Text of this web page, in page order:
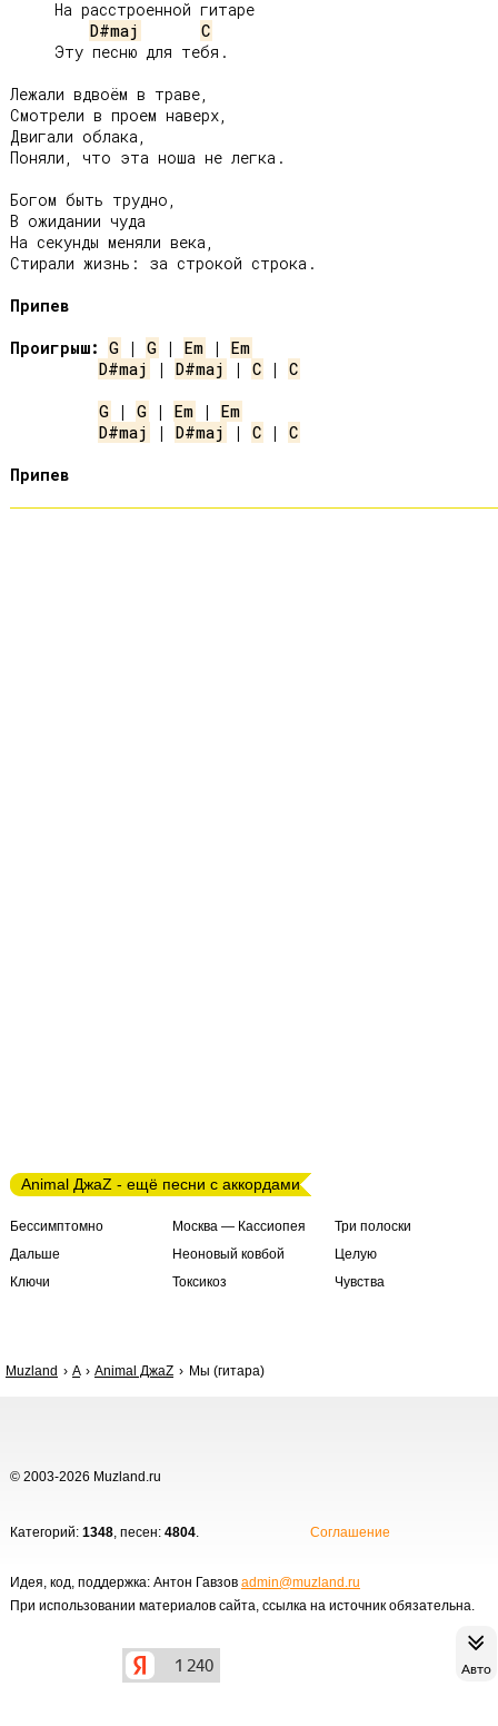
Авто
D#maj
C
Лежали вдвоём в траве,
Смотрели в проем наверх,
Двигали облака,
Поняли, что эта ноша не легка.
Богом быть трудно,
В ожидании чуда
На секунды меняли века,
Стирали жизнь: за строкой строка.
Припев
Проигрыш: G | G | Em | Em
D#maj
| D#maj | C | C
G | G | Em | Em
D#maj
| D#maj | C | C
Припев
Animal ДжаZ - ещё песни с аккордами
Бессимптомно
Дальше
Ключи
Москва — Кассиопея
Неоновый ковбой
Токсикоз
Три полоски
Целую
Чувства
Muzland A Animal ДжаZ Мы (гитара)
© 2003-2026 Muzland.ru
Категорий: 1348, песен: 4804. Соглашение
Идея, код, поддержка: Антон Гавзов admin@muzland.ru
При использовании материалов сайта, ссылка на источник обязательна.